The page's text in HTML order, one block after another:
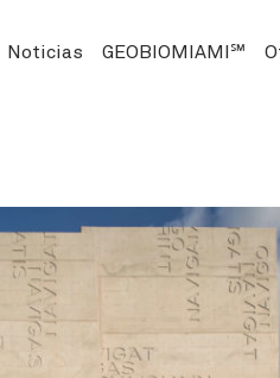
Noticias GEOBIOMIAMI℠